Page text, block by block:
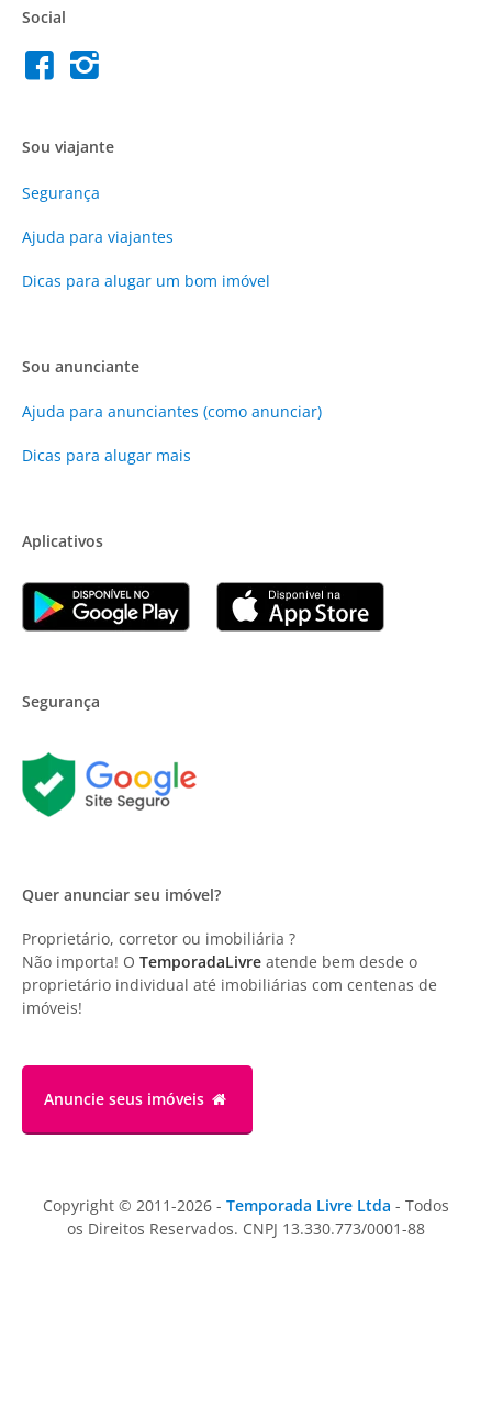
Social
Sou viajante
Segurança
Ajuda para viajantes
Dicas para alugar um bom imóvel
Sou anunciante
Ajuda para anunciantes (como anunciar)
Dicas para alugar mais
Aplicativos
Segurança
Quer anunciar seu imóvel?
Proprietário, corretor ou imobiliária ?
Não importa! O TemporadaLivre atende bem desde o
proprietário individual até imobiliárias com centenas de
imóveis!
Anuncie seus imóveis
Copyright © 2011-2026 - Temporada Livre Ltda - Todos
os Direitos Reservados. CNPJ 13.330.773/0001-88